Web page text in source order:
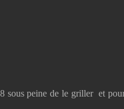
peine de le griller et